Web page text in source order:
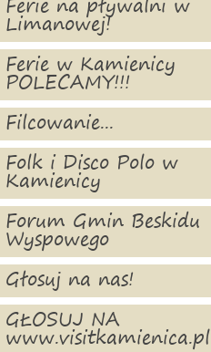
Ferie na pływalni w
Limanowej!
Ferie w Kamienicy
POLECAMY!!!
Filcowanie...
Folk i Disco Polo w
Kamienicy
Forum Gmin Beskidu
Wyspowego
Głosuj na nas!
GŁOSUJ NA
www.visitkamienica.pl